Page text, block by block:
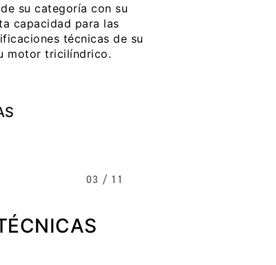
su categoría con su
capacidad para las
técnicas de su
motor tricilíndrico.
03 / 11